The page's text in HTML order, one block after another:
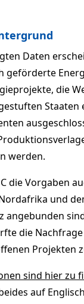
Daten
die
Staaten
werden.
die Vorgaben
und
angebunden
die
Projekten
sind hier zu
auf